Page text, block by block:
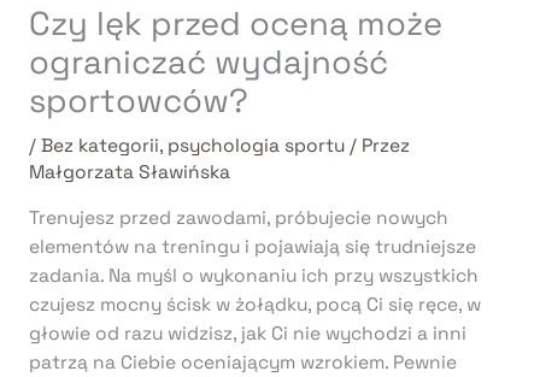
Czy lęk przed oceną może
ograniczać wydajność
sportowców?
/ Bez kategorii, psychologia sportu/ Przez
Małgorzata Sławińska
Trenujesz przed zawodami, próbujecie nowych
elementów na treningu i pojawiają się trudniejsze
zadania. Na myśl o wykonaniu ich przy wszystkich
czujesz mocny ścisk w żołądku, pocą Ci się ręce, w
głowie od razu widzisz, jak Ci nie wychodzi a inni
patrzą na Ciebie oceniającym wzrokiem. Pewnie